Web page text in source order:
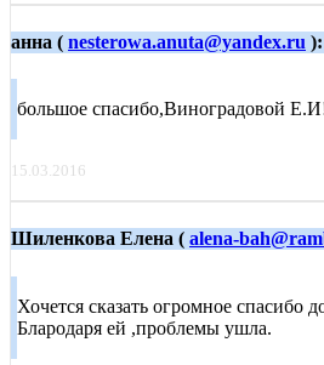
анна ( nesterowa.anuta@yandex.ru
большое спасибо,Виноградовой
15.03.2016
Шиленкова Елена ( alena-
Хочется сказать огромное
Блародаря ей ,проблемы ушла.